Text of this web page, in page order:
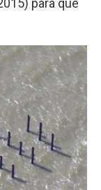
para que